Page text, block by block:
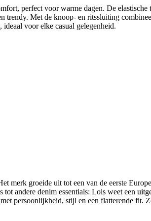
perfect voor warme dagen. De
trendy. Met de knoop- en ritssluiting
voor elke casual gelegenheid.
groeide uit tot een van de eerste
andere denim essentials: Lois weet een
persoonlijkheid, stijl en een flatterende fit.